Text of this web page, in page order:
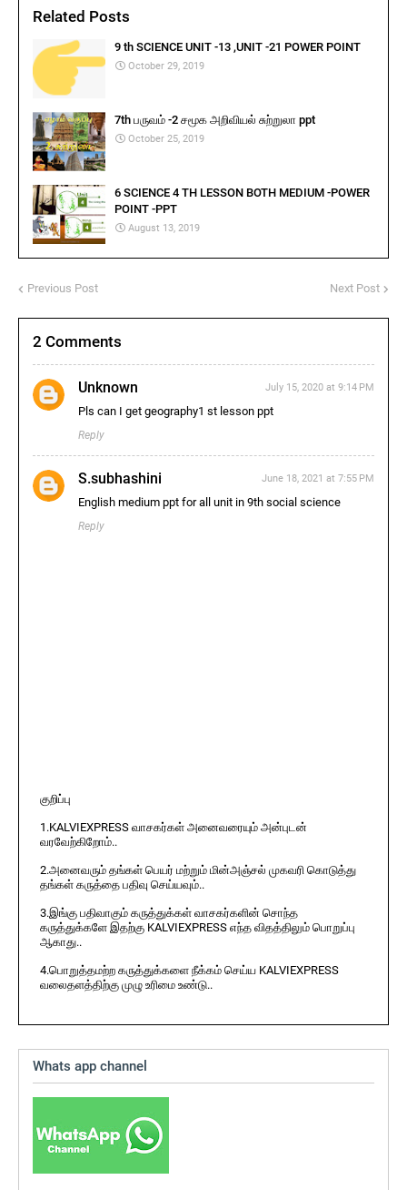
Related Posts
9 th SCIENCE UNIT -13 ,UNIT -21 POWER POINT
October 29, 2019
7th பருவம் -2 சமூக அறிவியல் சுற்றுலா ppt
October 25, 2019
6 SCIENCE 4 TH LESSON BOTH MEDIUM -POWER
POINT -PPT
August 13, 2019
Previous Post Next Post
2 Comments
Unknown July 15, 2020 at 9:14 PM
Pls can I get geography1 st lesson ppt
Reply
S.subhashini June 18, 2021 at 7:55 PM
English medium ppt for all unit in 9th social science
Reply
குறிப்பு
1.KALVIEXPRESS வாசகர்கள் அனைவரையும் அன்புடன்
வரவேற்கிறோம்..
2.அனைவரும் தங்கள் பெயர் மற்றும் மின்அஞ்சல் முகவரி கொடுத்து
தங்கள் கருத்தை பதிவு செய்யவும்..
3.இங்கு பதிவாகும் கருத்துக்கள் வாசகர்களின் சொந்த
கருத்துக்களே இதற்கு KALVIEXPRESS எந்த விதத்திலும் பொறுப்பு
ஆகாது..
4.பொறுத்தமற்ற கருத்துக்களை நீக்கம் செய்ய KALVIEXPRESS
வலைதளத்திற்கு முழு உரிமை உண்டு..
Whats app channel